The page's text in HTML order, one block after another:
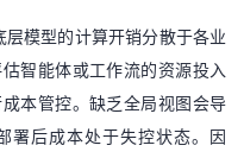
层模型的计算开销分散于各业
智能体或工作流的资源投入
本管控。缺乏全局视图会导
署后成本处于失控状态。因